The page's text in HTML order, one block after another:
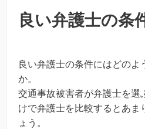
良い弁護士の条
良い弁護士の条件にはどのよ
か。
交通事故被害者が弁護士を選
けで弁護士を比較するとあま
ょう。